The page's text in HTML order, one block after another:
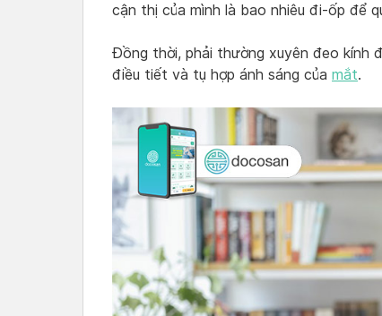
cận thị của mình là bao nhiêu đi-ốp để
Đồng thời, phải thường xuyên đeo kính
điều tiết và tụ hợp ánh sáng của mắt.